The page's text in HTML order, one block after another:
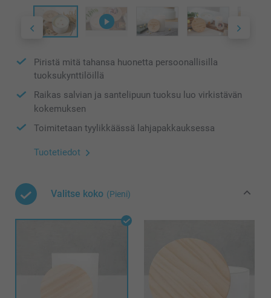
Piristä mitä tahansa huonetta persoonallisilla
tuoksukynttilöillä
Raikas salvian ja santelipuun tuoksu luo virkistävän
kokemuksen
Toimitetaan tyylikkäässä lahjapakkauksessa
Tuotetiedot
Valitse koko (Pieni)